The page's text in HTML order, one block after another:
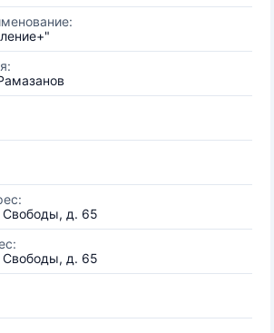
Свободы, д. 65
Свободы, д. 65